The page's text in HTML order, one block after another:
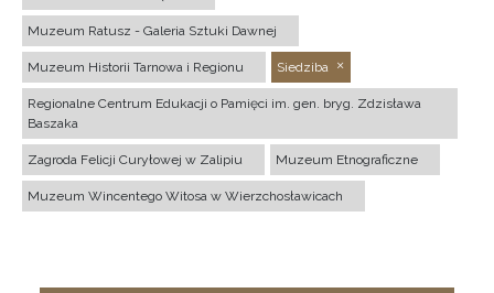
Muzeum Ratusz - Galeria Sztuki Dawnej
Muzeum Historii Tarnowa i Regionu Siedziba
Regionalne Centrum Edukacji o Pamięci im. gen. bryg. Zdzisława
Baszaka
Zagroda Felicji Curyłowej w Zalipiu Muzeum Etnograficzne
Muzeum Wincentego Witosa w Wierzchosławicach